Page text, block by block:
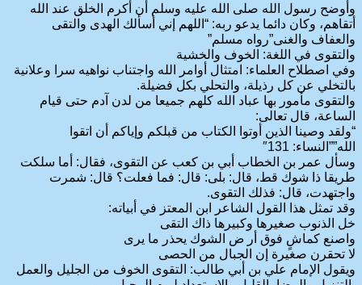
وأوضح رسول الله صلى الله عليه وسلم أن أكرم الخلق عند الله
أتقاهم، وكان دائما يدعو ربه: “اللهم إني أسألك الهدى والتقى
والعفاف والغنى”رواه مسلم”
والتقوى في اللغة: الخوف والخشية
وفي اصطلاح العلماء: امتثال أوامر الله واجتناب نواهيه سرا وعلانية
بالتخلي عن كل رذيلة، والتحلي بكل فضيلة.
والتقوى مأمور بها عباد الله كلهم جميعا من لدن آدم حتى قيام
الساعة، قال تعالى:
“ولقد وصينا الذين أوتوا الكتاب من قبلكم وإياكم أن اتقوا
الله””النساء: 131″
وسأل عمر بن الخطاب أبي بن كعب عن التقوى، فقال: أما سلكت
طريقا ذا شوك قط، قال: بلى: قال: فما فعلت؟ قال: شمرت
واجتهدت، قال: فذلك التقوى.
وقد تمثل هذا القول الشاعر ابن المعتز في أبياته:
خل الذنوب صغيرها وكبيرها ذاك التقى
واصنع كماشٍ فوق أر ض الشوك يحذر ما يرى
لا تحقرن صغيرة إن الجبال من الحصى
ويقول الإمام علي بن أبي طالب: التقوى الخوف من الجليل والعمل